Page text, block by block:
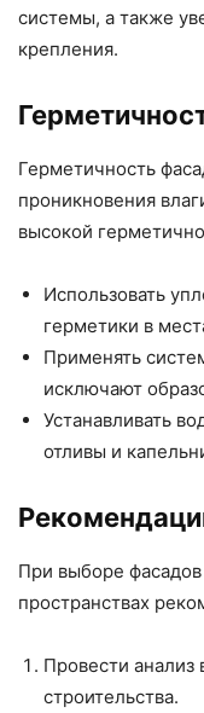
системы, а также
крепления.
Герметичность
проникновения
высокой
Использовать
герметики в
Применять
исключают
Устанавливать
отливы и
При выборе
пространствах
Провести анализ
строительства.